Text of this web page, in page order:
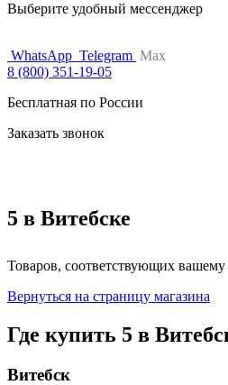
Выберите удобный мессенджер
WhatsApp Telegram Max
8 (800) 351-19-05
Бесплатная по России
Заказать звонок
5 в Витебске
Товаров, соответствующих вашему
Вернуться на страницу магазина
Где купить 5 в
Витебск